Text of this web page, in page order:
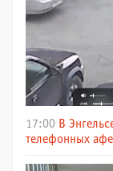
17:00 В
телефонных